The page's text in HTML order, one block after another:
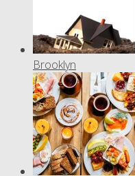
Brooklyn